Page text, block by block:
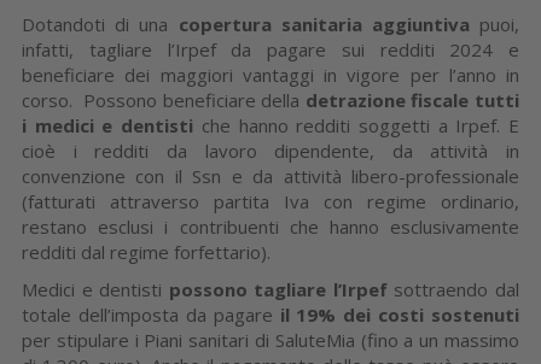
Dotandoti di una copertura sanitaria aggiuntiva puoi,
infatti, tagliare l’Irpef da pagare sui redditi 2024 e
beneficiare dei maggiori vantaggi in vigore per l’anno in
corso. Possono beneficiare della detrazione fiscale tutti
i medici e dentisti che hanno redditi soggetti a Irpef. E
cioè i redditi da lavoro dipendente, da attività in
convenzione con il Ssn e da attività libero-professionale
(fatturati attraverso partita Iva con regime ordinario,
restano esclusi i contribuenti che hanno esclusivamente
redditi dal regime forfettario).
Medici e dentisti possono tagliare l’Irpefsottraendo dal
totale dell’imposta da pagare il 19% dei costi sostenuti
per stipulare i Piani sanitari di SaluteMia (fino a un massimo